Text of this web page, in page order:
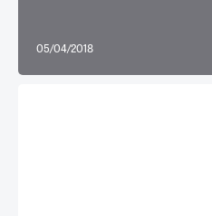
05/04/2018